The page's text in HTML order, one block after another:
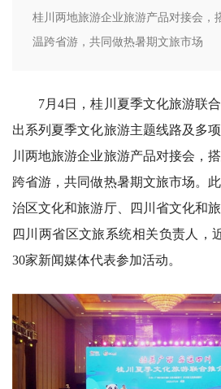
桂川两地旅游企业旅游产品对接会，
温跨省游，共同做热暑期文旅市场
7月4日，桂川夏季文化旅游联
出系列夏季文化旅游主题线路及多
川两地旅游企业旅游产品对接会，
跨省游，共同做热暑期文旅市场。
治区文化和旅游厅、四川省文化和
四川两省区文旅系统相关负责人，
30家新闻媒体代表参加活动。